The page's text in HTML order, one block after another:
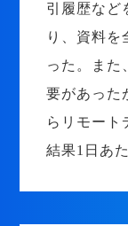
引履歴など
り、資料を
った。また
要があった
らリモート
結果1日あ